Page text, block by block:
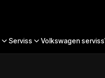
Serviss Volkswagen serviss